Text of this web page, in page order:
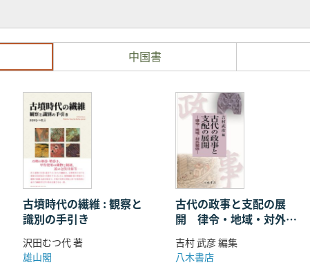
中国書
古墳時代の繊維 : 観察と
識別の手引き
沢田むつ代 著
雄山閣
古代の政事と支配の展
開 律令・地域・対外関
係
吉村 武彦 編集
八木書店